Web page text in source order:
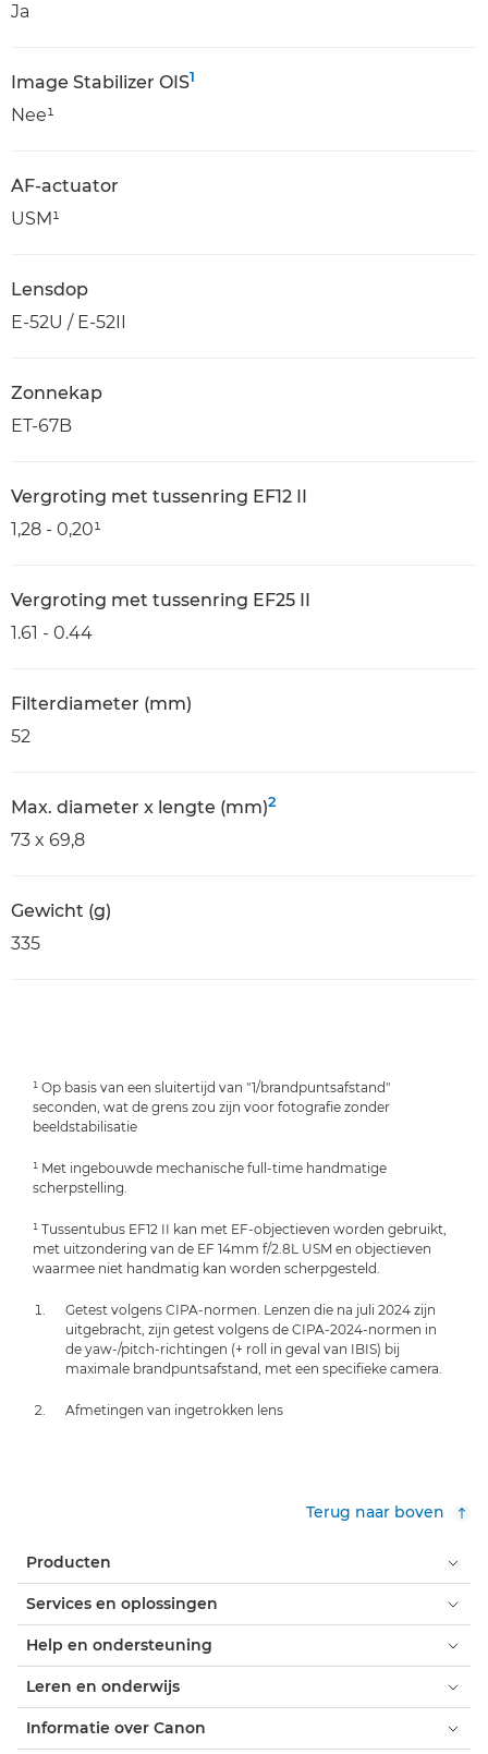
Ja
Image Stabilizer OIS1
Nee¹
AF-actuator
USM¹
Lensdop
E-52U / E-52II
Zonnekap
ET-67B
Vergroting met tussenring EF12 II
1,28 - 0,20¹
Vergroting met tussenring EF25 II
1.61 - 0.44
Filterdiameter (mm)
52
Max. diameter x lengte (mm)2
73 x 69,8
Gewicht (g)
335
¹ Op basis van een sluitertijd van "1/brandpuntsafstand"
seconden, wat de grens zou zijn voor fotografie zonder
beeldstabilisatie
¹ Met ingebouwde mechanische full-time handmatige
scherpstelling.
¹ Tussentubus EF12 II kan met EF-objectieven worden gebruikt,
met uitzondering van de EF 14mm f/2.8L USM en objectieven
waarmee niet handmatig kan worden scherpgesteld.
Getest volgens CIPA-normen. Lenzen die na juli 2024 zijn
uitgebracht, zijn getest volgens de CIPA-2024-normen in
de yaw-/pitch-richtingen (+ roll in geval van IBIS) bij
maximale brandpuntsafstand, met een specifieke camera.
Afmetingen van ingetrokken lens
Terug naar boven
Producten
Services en oplossingen
Help en ondersteuning
Leren en onderwijs
Informatie over Canon